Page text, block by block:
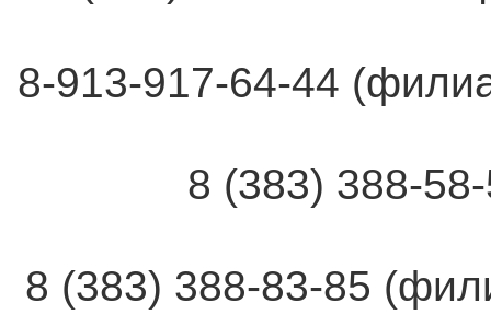
8-913-917-64-44
8 (383) 388-
8 (383) 388-83-85